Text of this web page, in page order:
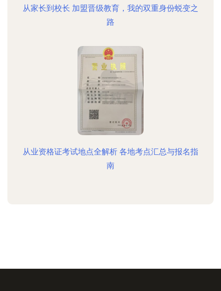
从家长到校长 加盟晋级教育，我的双重身份蜕变之
路
从业资格证考试地点全解析 各地考点汇总与报名指
南